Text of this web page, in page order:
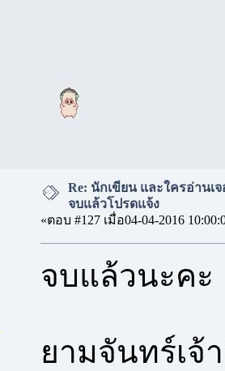
Re: นักเขียน และใครอ่านเ
จบแล้วโปรดแจ้ง
«ตอบ #127 เมื่อ04-04-2016
จบแล้วนะคะ
ยามจันทร์เจ้